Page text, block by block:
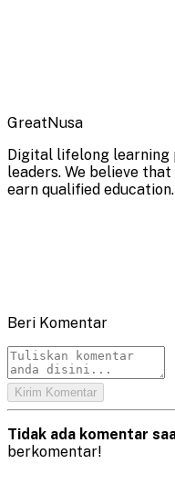
GreatNusa
Digital lifelong learning
leaders. We believe
earn qualified education.
Beri Komentar
Kirim Komentar
Tidak ada komentar
berkomentar!